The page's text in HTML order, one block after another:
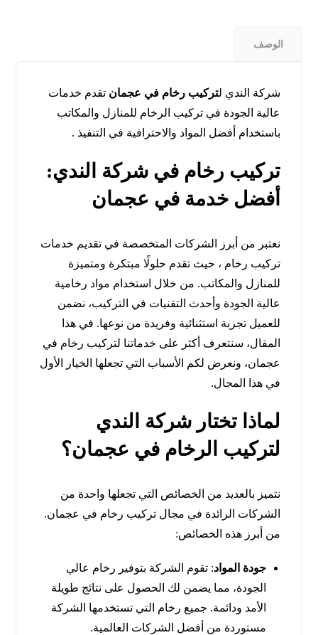
الوصف
شركة الندي لتركيب رخام في عجمان تقدم خدمات
عالية الجودة في تركيب الرخام للمنازل والمكاتب
باستخدام أفضل المواد والاحترافية في التنفيذ .
تركيب رخام في شركة الندي:
أفضل خدمة في عجمان
نعتبر من أبرز الشركات المتخصصة في تقديم خدمات
تركيب رخام ، حيث تقدم حلولًا مبتكرة ومتميزة
للمنازل والمكاتب. من خلال استخدام مواد رخامية
عالية الجودة وأحدث التقنيات في التركيب، نضمن
للعميل تجربة استثنائية وفريدة من نوعها. في هذا
المقال، سنتعرف أكثر على خدماتنا لتركيب رخام في
عجمان، ونعرض لكم الأسباب التي تجعلها الخيار الأول
في هذا المجال.
لماذا تختار شركة الندي
لتركيب الرخام في عجمان؟
نتميز بالعديد من الخصائص التي تجعلها واحدة من
الشركات الرائدة في مجال تركيب رخام في عجمان.
من أبرز هذه الخصائص:
جودة المواد: تقوم الشركة بتوفير رخام عالي
الجودة، مما يضمن لك الحصول على نتائج طويلة
الأمد ودائمة. جميع رخام التي تستخدمها الشركة
مستوردة من أفضل الشركات العالمية.